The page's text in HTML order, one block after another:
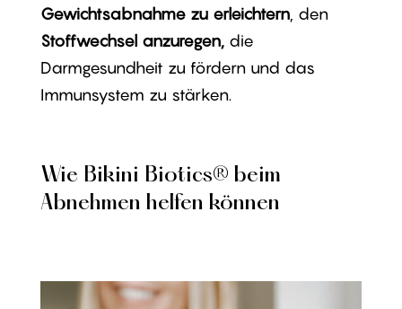
Gewichtsabnahme zu erleichtern, den
Stoffwechsel anzuregen,die
Darmgesundheit zu fördern und das
Immunsystem zu stärken.
Wie Bikini Biotics® beim
Abnehmen helfen können